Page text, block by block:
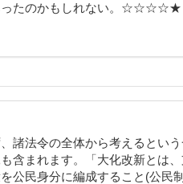
ったのかもしれない。☆☆☆☆★
諸法令の全体から考えるとい
含まれます。「大化改新とは
公民身分に編成すること(公民